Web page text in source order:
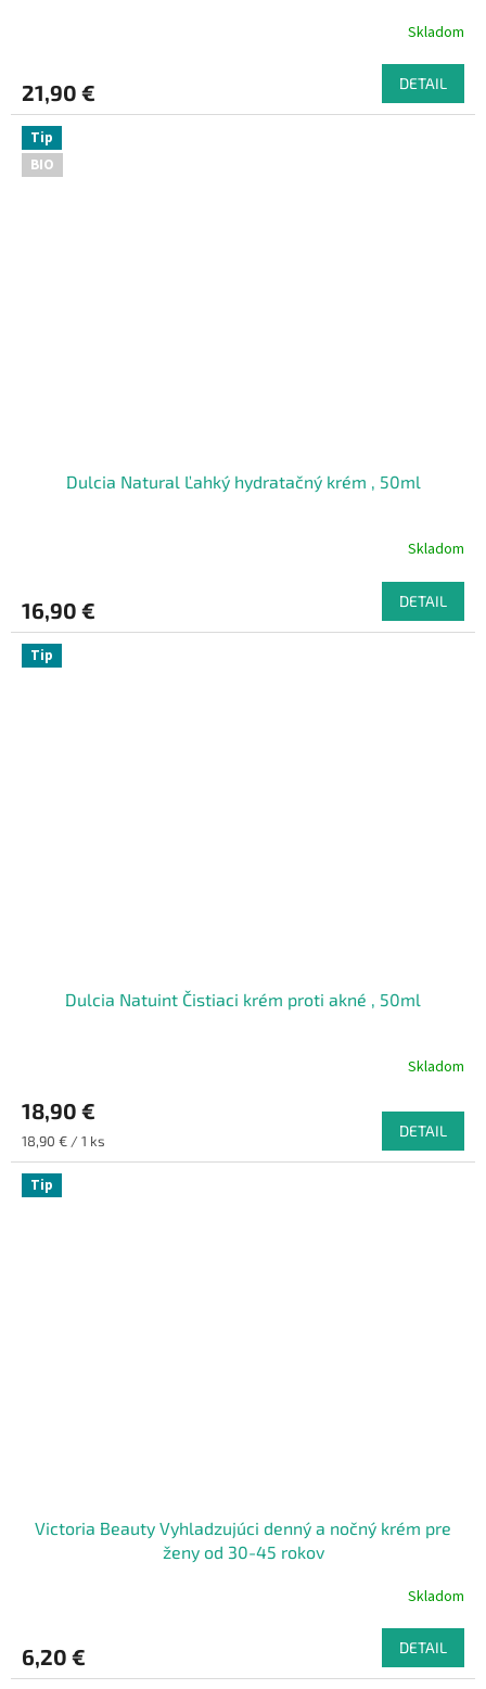
Skladom
21,90 € DETAIL
Tip
BIO
Dulcia Natural Ľahký hydratačný krém , 50ml
Skladom
16,90 € DETAIL
Tip
Dulcia Natuint Čistiaci krém proti akné , 50ml
Skladom
18,90 €
Jednotková
cena:
18,90 € / 1 ks
DETAIL
Tip
Victoria Beauty Vyhladzujúci denný a nočný krém pre
ženy od 30-45 rokov
Skladom
6,20 € DETAIL